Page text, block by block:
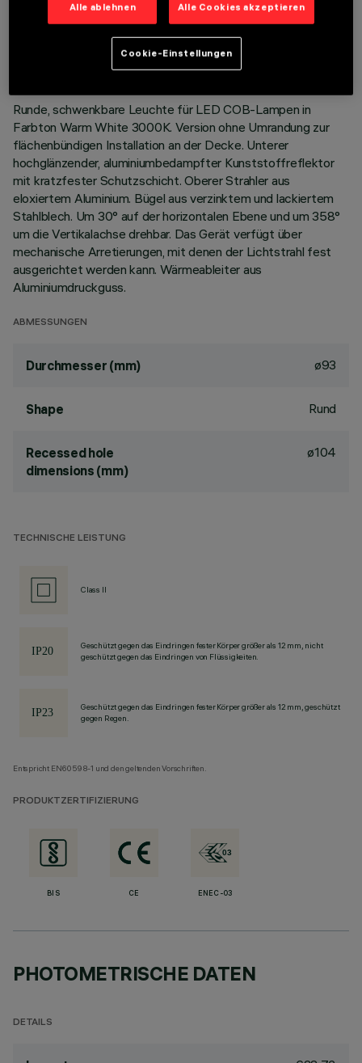
TECHNISCHE DATEN
LETZTES UPDATE: 01.08.2026
Runde, schwenkbare Leuchte für LED COB-Lampen in
Farbton Warm White 3000K. Version ohne Umrandung zur
flächenbündigen Installation an der Decke. Unterer
hochglänzender, aluminiumbedampfter Kunststoffreflektor
mit kratzfester Schutzschicht. Oberer Strahler aus
eloxiertem Aluminium. Bügel aus verzinktem und lackiertem
Stahlblech. Um 30° auf der horizontalen Ebene und um 358°
um die Vertikalachse drehbar. Das Gerät verfügt über
mechanische Arretierungen, mit denen der Lichtstrahl fest
ausgerichtet werden kann. Wärmeableiter aus
Aluminiumdruckguss.
ABMESSUNGEN
Durchmesser (mm) ø93
Shape Rund
Recessed hole
dimensions (mm)
ø104
TECHNISCHE LEISTUNG
Class II
Geschützt gegen das Eindringen fester Körper größer als 12 mm, nicht
geschützt gegen das Eindringen von Flüssigkeiten.
Geschützt gegen das Eindringen fester Körper größer als 12 mm, geschützt
gegen Regen.
Entspricht EN60598-1 und den geltenden Vorschriften.
PRODUKTZERTIFIZIERUNG
BIS CE ENEC-03
PHOTOMETRISCHE DATEN
DETAILS
Alle ablehnen Alle Cookies akzeptieren
Cookie-Einstellungen